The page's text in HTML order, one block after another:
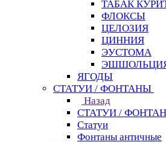
ТАБАК
ФЛОКСЫ
ЦЕЛОЗИЯ
ЦИННИЯ
ЭУСТОМА
ЯГОДЫ
СТАТУИ / ФОНТАНЫ
Назад
СТАТУИ /
Статуи
Фонтаны античные